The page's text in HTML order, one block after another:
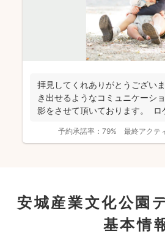
拝見してくれありがとうござい
き出せるようなコミュニケーシ
影をさせて頂いております。 ロ
予約承諾率： 79% 最終アクテ
安城産業文化公園
基本情